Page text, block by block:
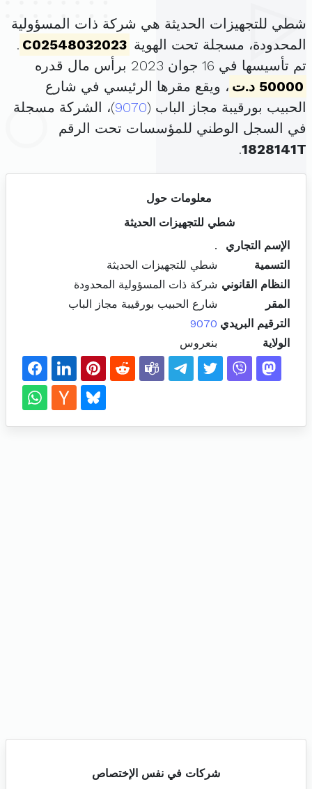
شطي للتجهيزات الحديثة هي شركة ذات المسؤولية
المحدودة، مسجلة تحت الهوية C02548032023
.
تم تأسيسها في 16 جوان 2023 برأس مال قدره
50000 د.ت
، ويقع مقرها الرئيسي في شارع
الحبيب بورقيبة مجاز الباب (9070)، الشركة مسجلة
في السجل الوطني للمؤسسات تحت الرقم
1828141T
.
معلومات حول
شطي للتجهيزات الحديثة
الإسم التجاري
.
التسمية
شطي للتجهيزات الحديثة
النظام القانوني شركة ذات المسؤولية المحدودة
المقر
شارع الحبيب بورقيبة مجاز الباب
الترقيم البريدي 9070
الولاية
بنعروس
شركات في نفس الإختصاص